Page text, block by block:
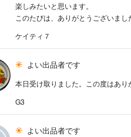
楽しみたいと思います。
このたびは、ありがとうございまし
ケイティ７
よい出品者です
本日受け取りました。この度はあり
G3
よい出品者です